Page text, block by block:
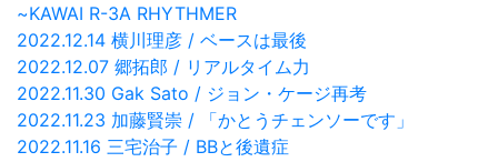
~KAWAI R-3A RHYTHMER
2022.12.14 横川理彦 / ベースは最後
2022.12.07 郷拓郎 / リアルタイム力
2022.11.30 Gak Sato / ジョン・ケージ再考
2022.11.23 加藤賢崇 / 「かとうチェンソーです」
2022.11.16 三宅治子 / BBと後遺症